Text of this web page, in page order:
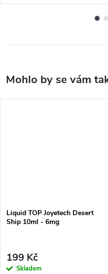
Liquid TOP Joyetech Desert
Ship 10ml - 6mg
199 Kč
Skladem